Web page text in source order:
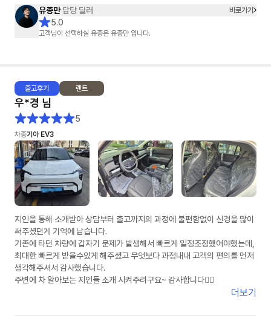
무엇보다 상담하면서 느낀 건 사람이 정말 좋으시다는 점이었습니다. 단순히
계약만 하는 느낌이 아니라 끝까지 책임지고 챙겨주시는 느낌이라 더 믿고
진행할 수 있었습니다.
유종만 담당 딜러 바로가기
5.0
고객님이 선택하실 유종은 유종만 입니다.
출고후기 렌트
우*경 님
5
차종기아 EV3
지인을 통해 소개받아 상담부터 출고까지의 과정에 불편함없이 신경을 많이
써주셨던게 기억에 남습니다.
기존에 타던 차량에 갑자기 문제가 발생해서 빠르게 일정조정했어야했는데,
최대한 빠르게 받을수있게 해주셨고 무엇보다 과정내내 고객의 편의를 먼저
생각해주셔서 감사했습니다.
주변에 차 알아보는 지인들 소개 시켜주려구요~ 감사합니다👍🏻
더보기